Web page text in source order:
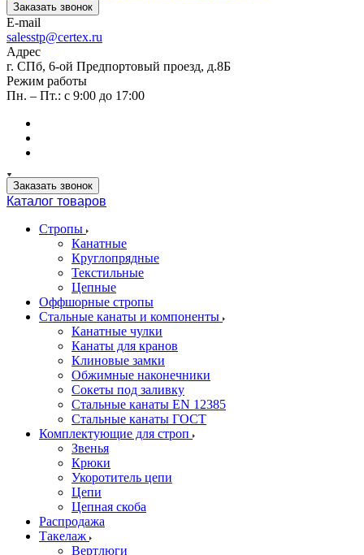
Заказать звонок
E-mail
salesstp@certex.ru
Адрес
г. СПб, 6-ой Предпортовый проезд, д.8Б
Режим работы
Пн. – Пт.: с 9:00 до 17:00
Заказать звонок
Каталог товаров
Стропы
Канатные
Круглопрядные
Текстильные
Цепные
Оффшорные стропы
Стальные канаты и компоненты
Канатные чулки
Канаты для кранов
Клиновые замки
Обжимные наконечники
Сокеты под заливку
Стальные канаты EN 12385
Стальные канаты ГОСТ
Комплектующие для строп
Звенья
Крюки
Укоротитель цепи
Цепи
Цепная скоба
Распродажа
Такелаж
Вертлюги